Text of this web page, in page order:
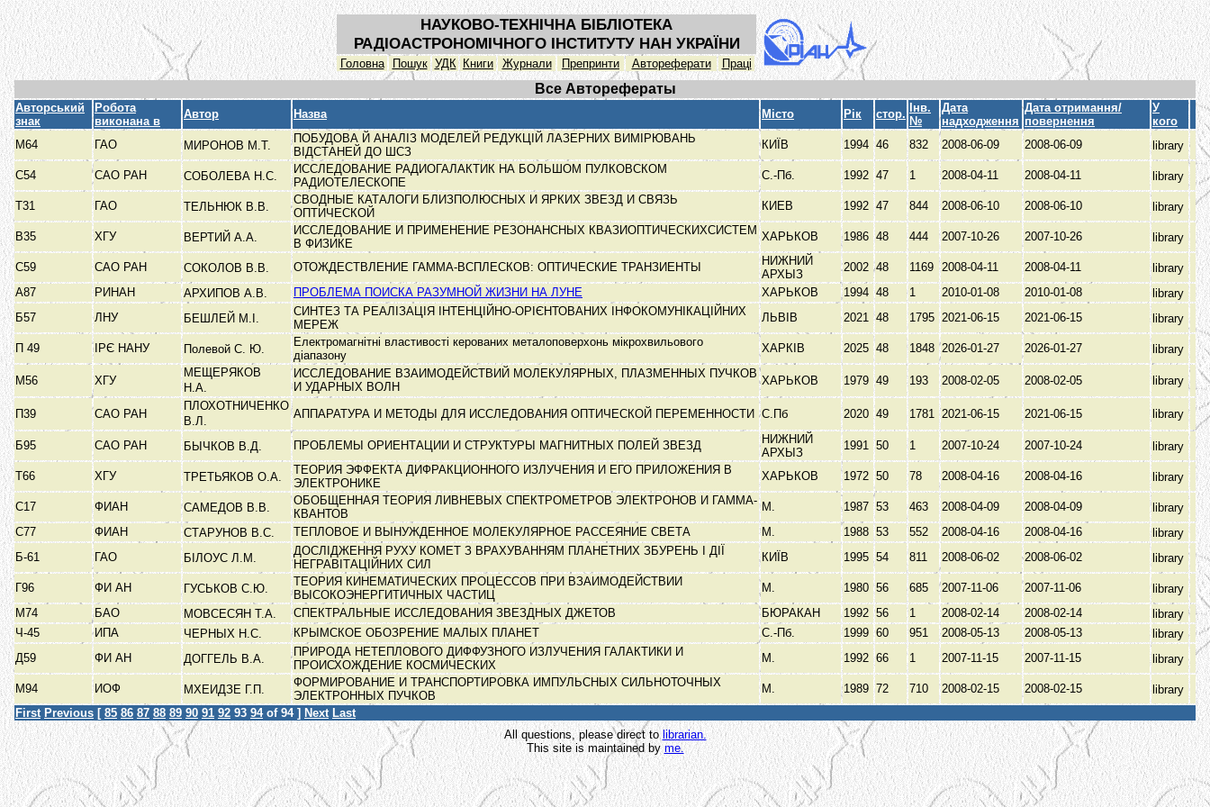
НАУКОВО-ТЕХНІЧНА БІБЛІОТЕКА
РАДІОАСТРОНОМІЧНОГО ІНСТИТУТУ НАН УКРАЇНИ
Головна Пошук УДК Книги Журнали Препринти Автореферати Праці
Все Авторефераты
Авторський
знак
Робота
виконана в
Автор Назва Місто Рік стор.
Інв.
№
Дата
надходження
Дата отримання/
повернення
У
кого
М64
ГАО МИРОНОВ М.Т.
ПОБУДОВА Й АНАЛІЗ МОДЕЛЕЙ РЕДУКЦІЙ ЛАЗЕРНИХ ВИМІРЮВАНЬ
ВІДСТАНЕЙ ДО ШСЗ
КИЇВ 1994 46 832 2008-06-09 2008-06-09 library
С54 САО РАН СОБОЛЕВА Н.С.
ИССЛЕДОВАНИЕ РАДИОГАЛАКТИК НА БОЛЬШОМ ПУЛКОВСКОМ
РАДИОТЕЛЕСКОПЕ
С.-Пб. 1992 47 1 2008-04-11 2008-04-11 library
Т31 ГАО ТЕЛЬНЮК В.В.
СВОДНЫЕ КАТАЛОГИ БЛИЗПОЛЮСНЫХ И ЯРКИХ ЗВЕЗД И СВЯЗЬ
ОПТИЧЕСКОЙ
КИЕВ 1992 47 844 2008-06-10 2008-06-10 library
В35 ХГУ ВЕРТИЙ А.А.
ИССЛЕДОВАНИЕ И ПРИМЕНЕНИЕ РЕЗОНАНСНЫХ КВАЗИОПТИЧЕСКИХСИСТЕМ
В ФИЗИКЕ
ХАРЬКОВ 1986 48 444 2007-10-26 2007-10-26 library
С59 САО РАН СОКОЛОВ В.В. ОТОЖДЕСТВЛЕНИЕ ГАММА-ВСПЛЕСКОВ: ОПТИЧЕСКИЕ ТРАНЗИЕНТЫ
НИЖНИЙ
АРХЫЗ
2002 48 1169 2008-04-11 2008-04-11
library
А87
РИНАН АРХИПОВ А.В. ПРОБЛЕМА ПОИСКА РАЗУМНОЙ ЖИЗНИ НА ЛУНЕ ХАРЬКОВ 1994 48 1 2010-01-08 2010-01-08
library
Б57
ЛНУ БЕШЛЕЙ М.І.
СИНТЕЗ ТА РЕАЛІЗАЦІЯ ІНТЕНЦІЙНО-ОРІЄНТОВАНИХ ІНФОКОМУНІКАЦІЙНИХ
МЕРЕЖ
ЛЬВІВ 2021 48 1795 2021-06-15 2021-06-15 library
П 49 ІРЄ НАНУ Полевой С. Ю.
Електромагнітні властивості керованих металоповерхонь мікрохвильового
діапазону
ХАРКІВ 2025 48 1848 2026-01-27 2026-01-27 library
М56 ХГУ
МЕЩЕРЯКОВ
Н.А.
ИССЛЕДОВАНИЕ ВЗАИМОДЕЙСТВИЙ МОЛЕКУЛЯРНЫХ, ПЛАЗМЕННЫХ ПУЧКОВ
И УДАРНЫХ ВОЛН
ХАРЬКОВ 1979 49 193 2008-02-05 2008-02-05 library
П39 САО РАН
ПЛОХОТНИЧЕНКО
В.Л.
АППАРАТУРА И МЕТОДЫ ДЛЯ ИССЛЕДОВАНИЯ ОПТИЧЕСКОЙ ПЕРЕМЕННОСТИ С.Пб 2020 49 1781 2021-06-15 2021-06-15 library
Б95 САО РАН БЫЧКОВ В.Д. ПРОБЛЕМЫ ОРИЕНТАЦИИ И СТРУКТУРЫ МАГНИТНЫХ ПОЛЕЙ ЗВЕЗД
НИЖНИЙ
АРХЫЗ
1991 50 1 2007-10-24 2007-10-24 library
Т66 ХГУ ТРЕТЬЯКОВ О.А.
ТЕОРИЯ ЭФФЕКТА ДИФРАКЦИОННОГО ИЗЛУЧЕНИЯ И ЕГО ПРИЛОЖЕНИЯ В
ЭЛЕКТРОНИКЕ
ХАРЬКОВ 1972 50 78 2008-04-16 2008-04-16 library
С17 ФИАН САМЕДОВ В.В.
ОБОБЩЕННАЯ ТЕОРИЯ ЛИВНЕВЫХ СПЕКТРОМЕТРОВ ЭЛЕКТРОНОВ И ГАММА-
КВАНТОВ
М. 1987 53 463 2008-04-09 2008-04-09
library
С77
ФИАН СТАРУНОВ В.С. ТЕПЛОВОЕ И ВЫНУЖДЕННОЕ МОЛЕКУЛЯРНОЕ РАССЕЯНИЕ СВЕТА М. 1988 53 552 2008-04-16 2008-04-16
library
Б-61
ГАО БІЛОУС Л.М.
ДОСЛІДЖЕННЯ РУХУ КОМЕТ З ВРАХУВАННЯМ ПЛАНЕТНИХ ЗБУРЕНЬ І ДІЇ
НЕГРАВІТАЦІЙНИХ СИЛ
КИЇВ 1995 54 811 2008-06-02 2008-06-02 library
Г96 ФИ АН ГУСЬКОВ С.Ю.
ТЕОРИЯ КИНЕМАТИЧЕСКИХ ПРОЦЕССОВ ПРИ ВЗАИМОДЕЙСТВИИ
ВЫСОКОЭНЕРГИТИЧНЫХ ЧАСТИЦ
М. 1980 56 685 2007-11-06 2007-11-06
library
М74
БАО МОВСЕСЯН Т.А. СПЕКТРАЛЬНЫЕ ИССЛЕДОВАНИЯ ЗВЕЗДНЫХ ДЖЕТОВ БЮРАКАН 1992 56 1 2008-02-14 2008-02-14
library
Ч-45
ИПА ЧЕРНЫХ Н.С. КРЫМСКОЕ ОБОЗРЕНИЕ МАЛЫХ ПЛАНЕТ С.-Пб. 1999 60 951 2008-05-13 2008-05-13
library
Д59
ФИ АН ДОГГЕЛЬ В.А.
ПРИРОДА НЕТЕПЛОВОГО ДИФФУЗНОГО ИЗЛУЧЕНИЯ ГАЛАКТИКИ И
ПРОИСХОЖДЕНИЕ КОСМИЧЕСКИХ
М. 1992 66 1 2007-11-15 2007-11-15 library
М94 ИОФ МХЕИДЗЕ Г.П.
ФОРМИРОВАНИЕ И ТРАНСПОРТИРОВКА ИМПУЛЬСНЫХ СИЛЬНОТОЧНЫХ
ЭЛЕКТРОННЫХ ПУЧКОВ
М. 1989 72 710 2008-02-15 2008-02-15
library
First Previous [ 85 86 87 88 89 90 91 92 93 94of 94 ] Next Last
All questions, please direct to librarian.
This site is maintained byme.